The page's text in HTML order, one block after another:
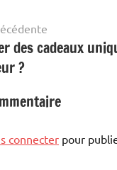
des cadeaux
?
connecter pour